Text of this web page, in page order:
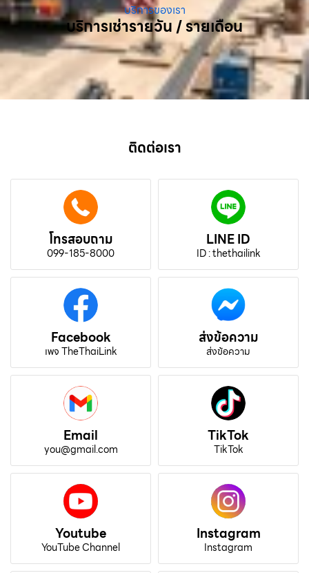
บริการของเรา
บริการเช่ารายวัน / รายเดือน
ติดต่อเรา
โทรสอบถาม
099-185-8000
LINE ID
ID : thethailink
Facebook
เพจ TheThaiLink
ส่งข้อความ
ส่งข้อความ
Email
you@gmail.com
TikTok
TikTok
Youtube
YouTube Channel
Instagram
Instagram